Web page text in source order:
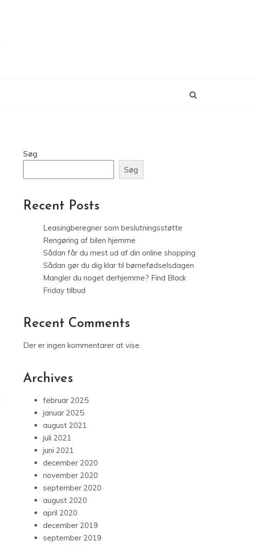
Søg
Søg
Recent Posts
Leasingberegner som beslutningsstøtte
Rengøring af bilen hjemme
Sådan får du mest ud af din online shopping
Sådan gør du dig klar til børnefødselsdagen
Mangler du noget derhjemme? Find Black
Friday tilbud
Recent Comments
Der er ingen kommentarer at vise.
Archives
februar 2025
januar 2025
august 2021
juli 2021
juni 2021
december 2020
november 2020
september 2020
august 2020
april 2020
december 2019
september 2019